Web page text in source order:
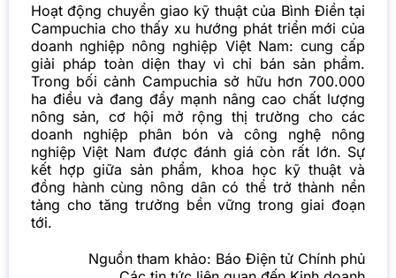
Hoạt động chuyển giao kỹ thuật của Bình Điền tại
Campuchia cho thấy xu hướng phát triển mới của
doanh nghiệp nông nghiệp Việt Nam: cung cấp
giải pháp toàn diện thay vì chỉ bán sản phẩm.
Trong bối cảnh Campuchia sở hữu hơn 700.000
ha điều và đang đẩy mạnh nâng cao chất lượng
nông sản, cơ hội mở rộng thị trường cho các
doanh nghiệp phân bón và công nghệ nông
nghiệp Việt Nam được đánh giá còn rất lớn. Sự
kết hợp giữa sản phẩm, khoa học kỹ thuật và
đồng hành cùng nông dân có thể trở thành nền
tảng cho tăng trưởng bền vững trong giai đoạn
tới.
Nguồn tham khảo: Báo Điện tử Chính phủ